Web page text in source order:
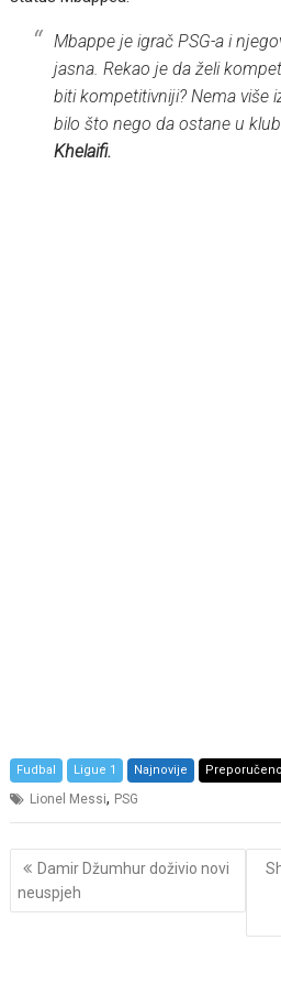
Mbappe je igrač PSG-a i
jasna. Rekao je da želi
biti kompetitivniji? Nema više
bilo što nego da ostane u
Khelaifi.
Fudbal Ligue 1 Najnovije Preporučeno
Lionel Messi, PSG
Post
navigation
Damir Džumhur doživio novi
neuspjeh